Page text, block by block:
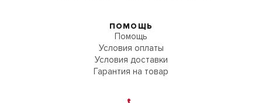
ПОМОЩЬ
Помощь
Условия оплаты
Условия доставки
Гарантия на товар